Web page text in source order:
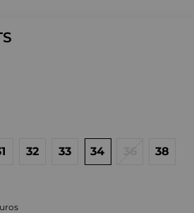
32 33 34 38